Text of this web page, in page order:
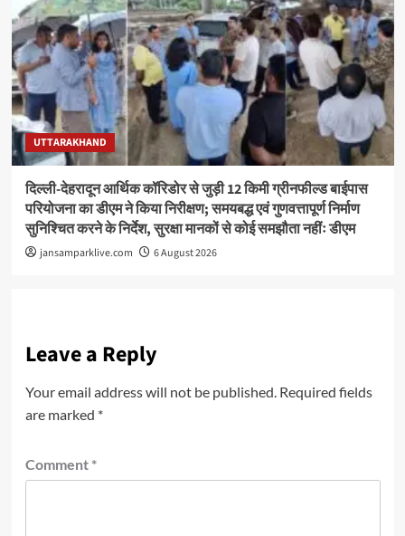
UTTARAKHAND
दिल्ली-देहरादून आर्थिक कॉरिडोर से जुड़ी 12 किमी ग्रीनफील्ड बाईपास
परियोजना का डीएम ने किया निरीक्षण; समयबद्ध एवं गुणवत्तापूर्ण निर्माण
सुनिश्चित करने के निर्देश, सुरक्षा मानकों से कोई समझौता नहींः डीएम
jansamparklive.com 6 August 2026
Leave a Reply
Your email address will not be published. Required fields
are marked *
Comment *